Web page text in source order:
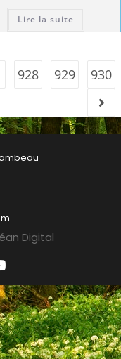
Lire la suite
928 929 930
Digital